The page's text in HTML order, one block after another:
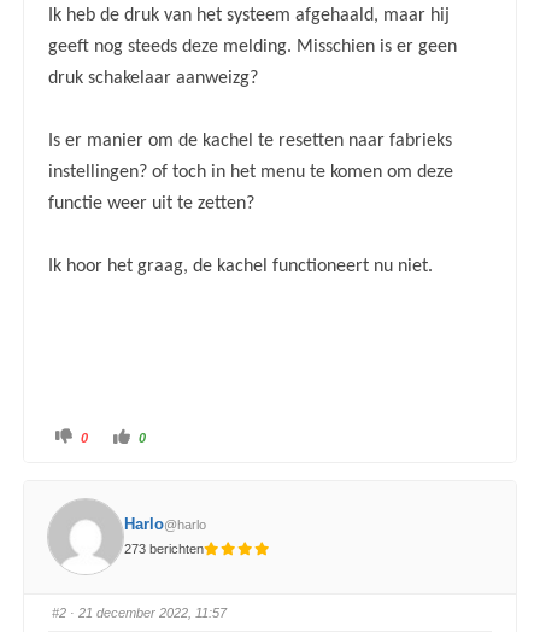
Ik heb de druk van het systeem afgehaald, maar hij
geeft nog steeds deze melding. Misschien is er geen
druk schakelaar aanweizg?
Is er manier om de kachel te resetten naar fabrieks
instellingen? of toch in het menu te komen om deze
functie weer uit te zetten?
Ik hoor het graag, de kachel functioneert nu niet.
0 0
Harlo@harlo
273 berichten
#2 · 21 december 2022, 11:57